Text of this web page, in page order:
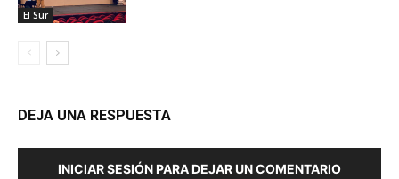
El Sur
DEJA UNA RESPUESTA
INICIAR SESIÓN PARA DEJAR UN COMENTARIO